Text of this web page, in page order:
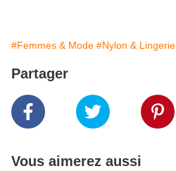
#Femmes & Mode #Nylon & Lingerie
Partager
Vous aimerez aussi